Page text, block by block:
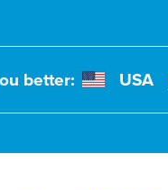
better: USA